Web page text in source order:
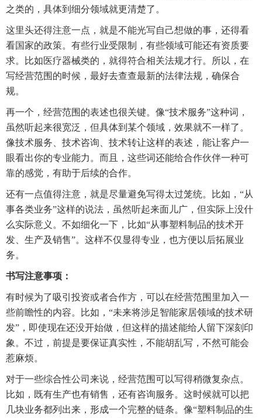
之类的，具体到细分领域就更清楚了。
这里头还得注意一点，就是不能光写自己想做的事，还得看
看国家的政策。有些行业受限制，有些领域可能还有资质要
求。比如医疗器械类的，就得符合相关法规才行。所以，在
写经营范围的时候，最好去查查最新的法律法规，确保合
规。
再一个，经营范围的表述也很关键。像“技术服务”这种词，
虽然听起来很宽泛，但具体到某个领域，效果就不一样了。
像技术服务、技术咨询、技术转让这样的表述，能让客户一
眼看出你的专业能力。而且，这些词还能给合作伙伴一种可
靠的感觉，有助于后续的合作。
还有一点值得注意，就是尽量避免写得太过笼统。比如，“从
事各类业务”这样的说法，虽然听起来面儿广，但实际上没什
么实际意义。不如细化一下，比如“从事塑料制品的技术开
发、生产及销售”。这样不仅显得专业，也方便以后拓展业
务。
书写注意事项：
有时候为了吸引投资或者合作方，可以在经营范围里加入一
些前瞻性的内容。比如，“未来将涉足智能家居领域的技术研
发”，即使现在还没开始做，但这样的描述能给人留下深刻印
象。不过，前提是要保证真实性，不能胡乱写，不然可能会
惹麻烦。
对于一些综合性公司来说，经营范围可以写得稍微复杂点。
比如，既有生产也有销售，还有咨询服务。这时候就可以把
几块业务都列出来，形成一个完整的链条。像“塑料制品的生